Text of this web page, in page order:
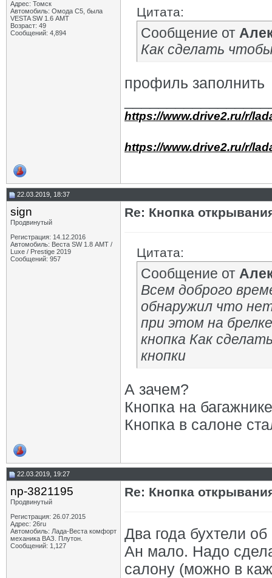
ДмитрийСПб
Re: Кнопка открывания...
ДмитрийСПб
Re: Кнопка открывания...05.09.2021,
Варвар59
Re: Кнопка открывания...05.09.2021,16:25
05.09.2021,
17:39
Re: Кнопка открывания... 05.09.2021,18:06
Re: Кнопка открывания... 16.05.2025, 12:10
Адрес: Томск
Автомобиль: Омода С5, была
VESTA SW 1.6 АМТ
Возраст: 49
Сообщений: 4,894
Цитата:
Сообщение от
Как сделать
профиль заполнить
https://www.drive2.ru/r/
https://www.drive2.ru/r/
22.03.2019, 18:37
sign
Продвинутый
Регистрация: 14.12.2016
Автомобиль: Веста SW 1.8 АМТ /
Luxe / Prestige 2019
Сообщений: 957
Re: Кнопка
Цитата:
Сообщение от
Всем доброго
обнаружил что
при этом на
кнопка Как
кнопки
А зачем?
Кнопка на
Кнопка в салоне
22.03.2019, 19:27
np-3821195
Продвинутый
Регистрация: 26.07.2015
Адрес: 26ru
Автомобиль: Лада-Веста комфорт
механика ВАЗ. Плутон.
Сообщений: 1,127
Re: Кнопка
Два года бухтели
Ан мало. Надо
салону (можно в